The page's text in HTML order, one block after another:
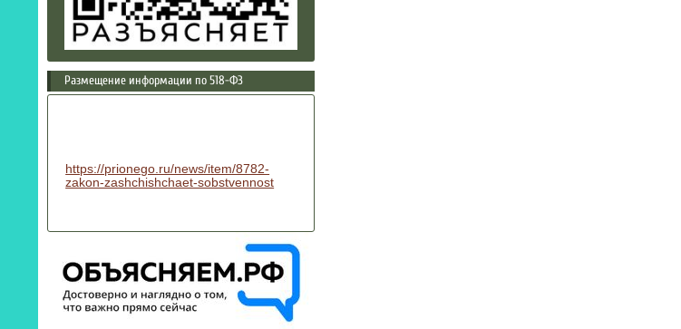
Размещение информации по 518-ФЗ
https://prionego.ru/news/item/8782-
zakon-zashchishchaet-sobstvennost